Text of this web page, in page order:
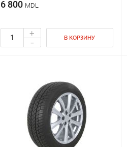
6 800 MDL
+
- В КОРЗИНУ